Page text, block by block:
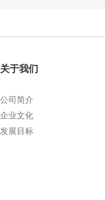
1.27mm (.050) Right
Type Female Connector
关于我们
公司简介
企业文化
发展目标